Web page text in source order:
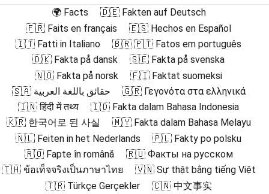
🌍 Facts
🇩🇪 Fakten auf Deutsch
🇫🇷 Faits en français
🇪🇸 Hechos en Español
🇮🇹 Fatti in Italiano
🇧🇷 🇵🇹 Fatos em português
🇩🇰 Fakta på dansk
🇸🇪 Fakta på svenska
🇳🇴 Fakta på norsk
🇫🇮 Faktat suomeksi
🇸🇦 حقائق باللغة العربية
🇬🇷 Γεγονότα στα ελληνικά
🇮🇳 हिंदी में तथ्य
🇮🇩 Fakta dalam Bahasa Indonesia
🇰🇷 한국어로 된 사실
🇲🇾 Fakta dalam Bahasa Melayu
🇳🇱 Feiten in het Nederlands
🇵🇱 Fakty po polsku
🇷🇴 Fapte în română
🇷🇺 Факты на русском
🇹🇭 ข้อเท็จจริงเป็นภาษาไทย
🇻🇳 Sự thật bằng tiếng Việt
🇹🇷 Türkçe Gerçekler
🇨🇳 中文事实